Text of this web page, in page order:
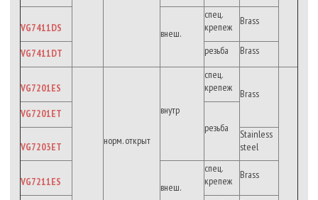
VG7411DS внеш.
спец.
крепеж
Brass
VG7411DT резьба Brass
VG7201ES
норм. открыт
внутр
спец.
крепеж
Brass
VG7201ET
резьба
VG7203ET
Stainless
steel
VG7211ES внеш.
спец.
крепеж
Brass